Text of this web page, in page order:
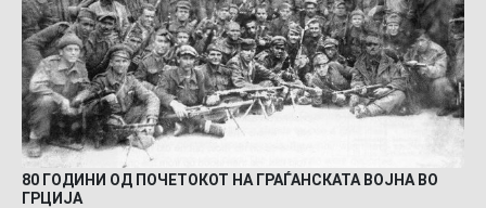
80 ГОДИНИ ОД ПОЧЕТОКОТ НА ГРАЃАНСКАТА ВОЈНА ВО
ГРЦИЈА